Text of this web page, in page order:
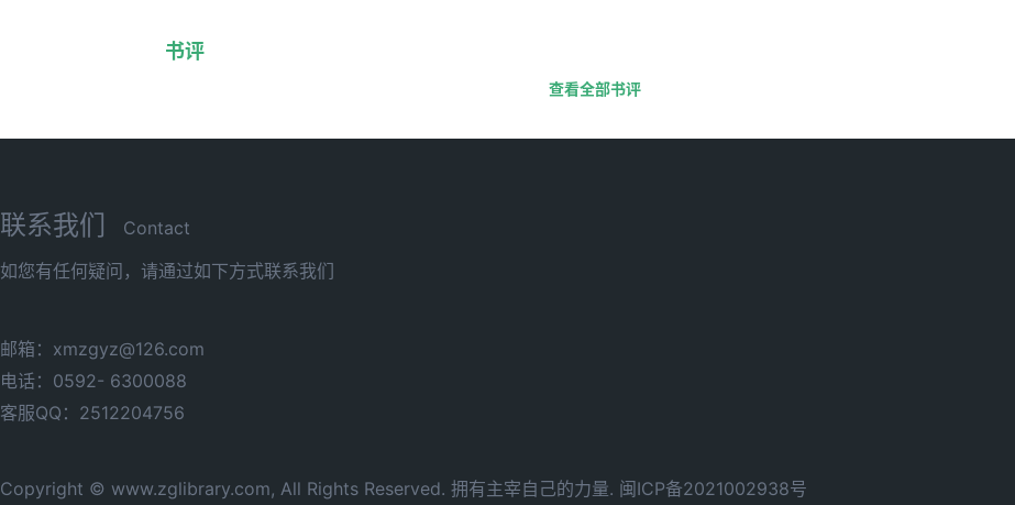
书评
查看全部书评
联系我们
Contact
如您有任何疑问，请通过如下方式联系我们
邮箱：xmzgyz@126.com
电话：0592- 6300088
客服QQ：2512204756
Copyright © www.zglibrary.com, All Rights Reserved. 拥有主宰自己的力量. 闽ICP备2021002938号